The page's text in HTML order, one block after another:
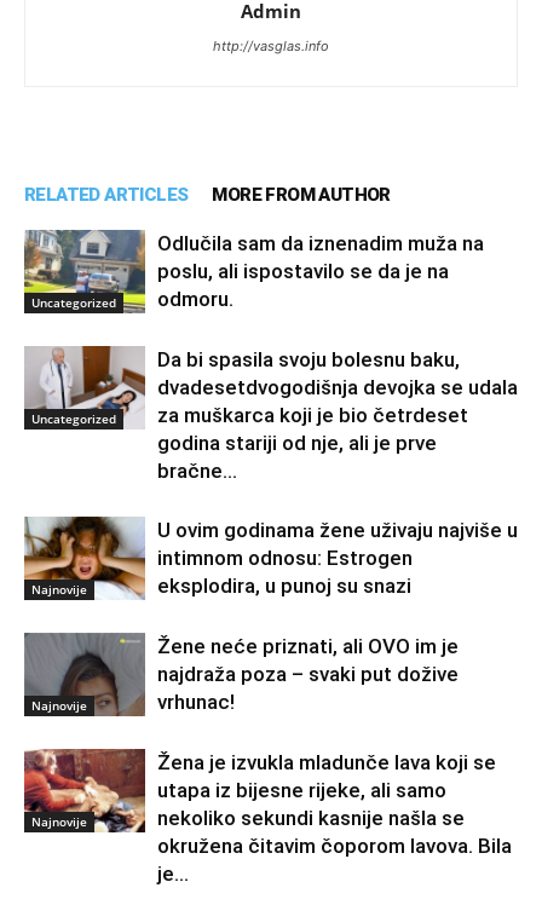
Admin
http://vasglas.info
RELATED ARTICLES MORE FROM AUTHOR
Uncategorized
Odlučila sam da iznenadim muža na
poslu, ali ispostavilo se da je na
odmoru.
Uncategorized
Da bi spasila svoju bolesnu baku,
dvadesetdvogodišnja devojka se udala
za muškarca koji je bio četrdeset
godina stariji od nje, ali je prve
bračne...
Najnovije
U ovim godinama žene uživaju najviše u
intimnom odnosu: Estrogen
eksplodira, u punoj su snazi
Najnovije
Žene neće priznati, ali OVO im je
najdraža poza – svaki put dožive
vrhunac!
Najnovije
Žena je izvukla mladunče lava koji se
utapa iz bijesne rijeke, ali samo
nekoliko sekundi kasnije našla se
okružena čitavim čoporom lavova. Bila
je...